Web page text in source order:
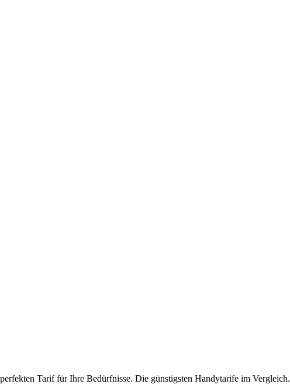
Tarif für Ihre Bedürfnisse. Die günstigsten Handytarife im Vergleich.